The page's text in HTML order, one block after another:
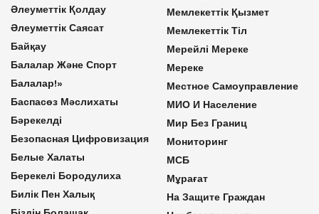
Әлеуметтік Қолдау
Әлеуметтік Саясат
Байқау
Балалар Және Спорт
Балалар!»
Баспасөз Мәслихаты
Бәрекелді
Безопасная Цифровизация
Белые Халаты
Берекелі Бородулиха
Билік Пен Халық
Мемлекеттік Қызмет
Мемлекеттік Тіл
Мерейлі Мереке
Мереке
Местное Самоуправление
МИО И Население
Мир Без Границ
Мониторинг
МСБ
Мұрағат
На Защите Граждан